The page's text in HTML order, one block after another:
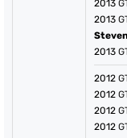
2013
2013
2013
2012
2012
2012
2012